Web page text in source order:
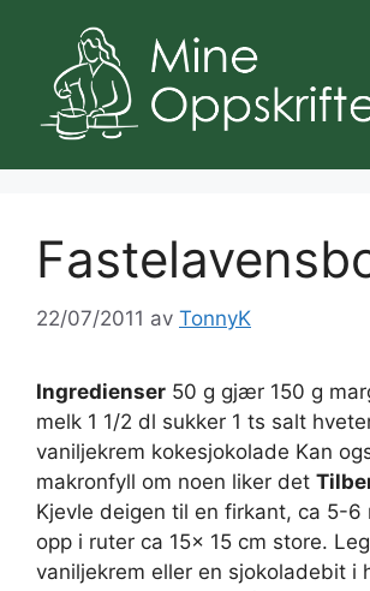
innhold
22/07/2011 av TonnyK
Ingredienser 50 g gjær 150 g
melk 1 1/2 dl sukker 1 ts salt
vaniljekrem kokesjokolade Kan
makronfyll om noen liker det
Kjevle deigen til en firkant, ca 5-6
opp i ruter ca 15x 15 cm store.
vaniljekrem eller en sjokoladebit i